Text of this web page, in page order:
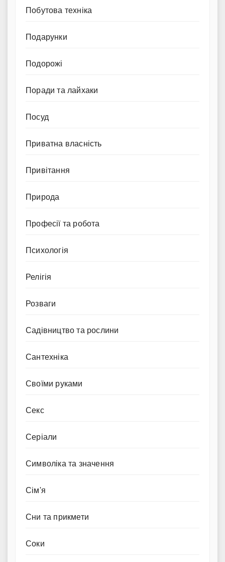
Побутова техніка
Подарунки
Подорожі
Поради та лайхаки
Посуд
Приватна власність
Привітання
Природа
Професії та робота
Психологія
Релігія
Розваги
Садівництво та рослини
Сантехніка
Своїми руками
Секс
Серіали
Символіка та значення
Сім'я
Сни та прикмети
Соки